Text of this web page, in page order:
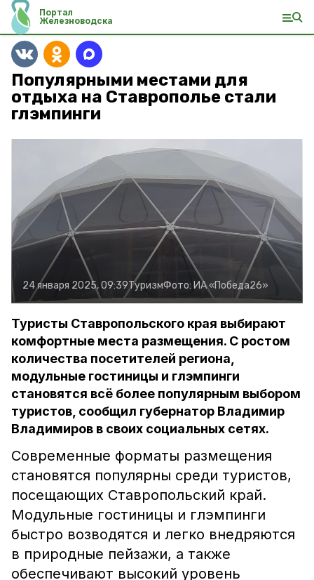
Портал
Железноводска
Популярными местами для
отдыха на Ставрополье стали
глэмпинги
24 января 2025, 09:39ТуризмФото: ИА «Победа26»
Туристы Ставропольского края выбирают
комфортные места размещения. С ростом
количества посетителей региона,
модульные гостиницы и глэмпинги
становятся всё более популярным выбором
туристов, сообщил губернатор Владимир
Владимиров в своих социальных сетях.
Современные форматы размещения
становятся популярны среди туристов,
посещающих Ставропольский край.
Модульные гостиницы и глэмпинги
быстро возводятся и легко внедряются
в природные пейзажи, а также
обеспечивают высокий уровень